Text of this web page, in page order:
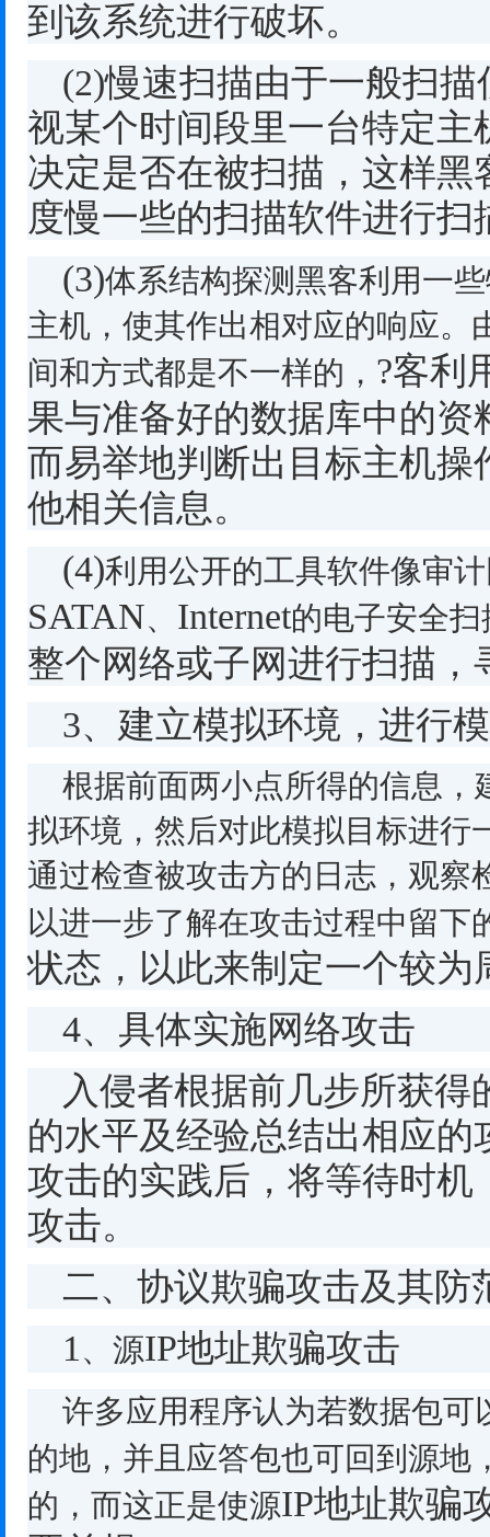
到该系统进行破坏。
(2)慢速扫描由于一般扫
视某个时间段里一台特定主
决定是否在被扫描，这样
度慢一些的扫描软件进行扫
(3)体系结构探测黑客利用一
主机，使其作出相对应的响应。
间和方式都是不一样的， ?客利
果与准备好的数据库中的
而易举地判断出目标主机操
他相关信息。
(4)利用公开的工具软件像审
SATAN、 Internet的电子安全扫
整个网络或子网进行扫描
3、建立模拟环境，进行
根据前面两小点所得的信息
拟环境，然后对此模拟目标进行
通过检查被攻击方的日志，观察
以进一步了解在攻击过程中留下
状态，以此来制定一个较为
4、具体实施网络攻击
入侵者根据前几步所获
的水平及经验总结出相应
攻击的实践后，将等待时机
攻击。
二、协议欺骗攻击及其防
1 、源IP地址欺骗攻击
许多应用程序认为若数据包
的地，并且应答包也可回到源地
的，而这正是使源IP地址欺骗